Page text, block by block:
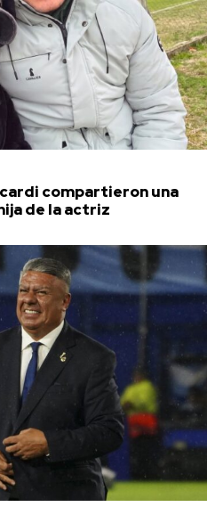
compartieron una
de la actriz